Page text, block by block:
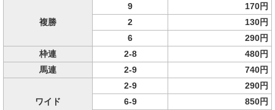
複勝
9
170円
2
130円
6
290円
枠連
2-8
480円
馬連
2-9 740円
ワイド
2-9
290円
6-9
850円